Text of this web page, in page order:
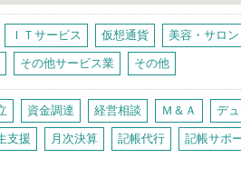
ＩＴサービス 仮想通貨 美容・サロン
その他サービス業 その他
資金調達 経営相談 Ｍ＆Ａ デ
支援 月次決算 記帳代行 記帳サポ